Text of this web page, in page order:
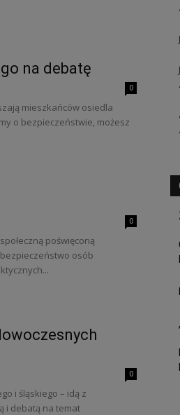
na debatę
0
mieszkańców osiedla
o bezpieczeństwie, możesz
0
poświęconą
osób
0
i śląskiego – idą z
i debatą na temat